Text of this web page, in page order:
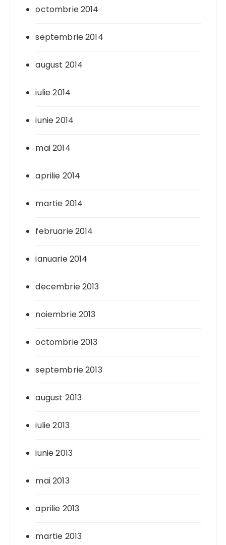
octombrie 2014
septembrie 2014
august 2014
iulie 2014
iunie 2014
mai 2014
aprilie 2014
martie 2014
februarie 2014
ianuarie 2014
decembrie 2013
noiembrie 2013
octombrie 2013
septembrie 2013
august 2013
iulie 2013
iunie 2013
mai 2013
aprilie 2013
martie 2013